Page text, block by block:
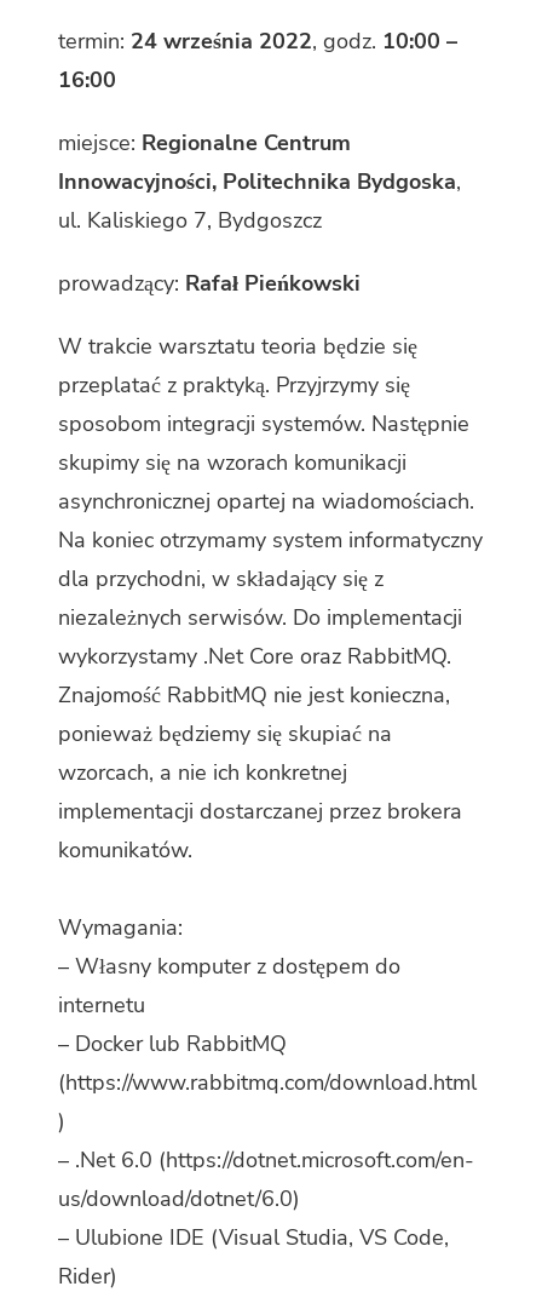
termin: 24 września 2022, godz. 10:00 –
16:00
miejsce: Regionalne Centrum
Innowacyjności, Politechnika Bydgoska,
ul. Kaliskiego 7, Bydgoszcz
prowadzący: Rafał Pieńkowski
W trakcie warsztatu teoria będzie się
przeplatać z praktyką. Przyjrzymy się
sposobom integracji systemów. Następnie
skupimy się na wzorach komunikacji
asynchronicznej opartej na wiadomościach.
Na koniec otrzymamy system informatyczny
dla przychodni, w składający się z
niezależnych serwisów. Do implementacji
wykorzystamy .Net Core oraz RabbitMQ.
Znajomość RabbitMQ nie jest konieczna,
ponieważ będziemy się skupiać na
wzorcach, a nie ich konkretnej
implementacji dostarczanej przez brokera
komunikatów.
Wymagania:
– Własny komputer z dostępem do
internetu
– Docker lub RabbitMQ
(https://www.rabbitmq.com/download.html
)
– .Net 6.0 (https://dotnet.microsoft.com/en-
us/download/dotnet/6.0)
– Ulubione IDE (Visual Studia, VS Code,
Rider)